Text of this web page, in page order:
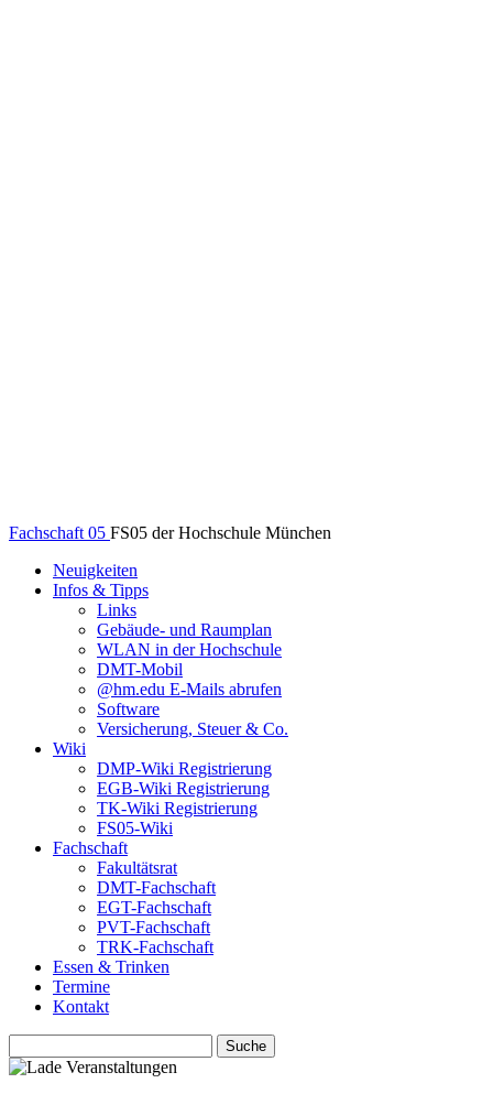
Fachschaft 05 FS05 der Hochschule München
Neuigkeiten
Infos & Tipps
Links
Gebäude- und Raumplan
WLAN in der Hochschule
DMT-Mobil
@hm.edu E-Mails abrufen
Software
Versicherung, Steuer & Co.
Wiki
DMP-Wiki Registrierung
EGB-Wiki Registrierung
TK-Wiki Registrierung
FS05-Wiki
Fachschaft
Fakultätsrat
DMT-Fachschaft
EGT-Fachschaft
PVT-Fachschaft
TRK-Fachschaft
Essen & Trinken
Termine
Kontakt